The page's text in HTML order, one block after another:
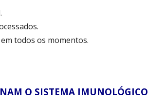
todos os momentos.
O SISTEMA IMUNOLÓGICO